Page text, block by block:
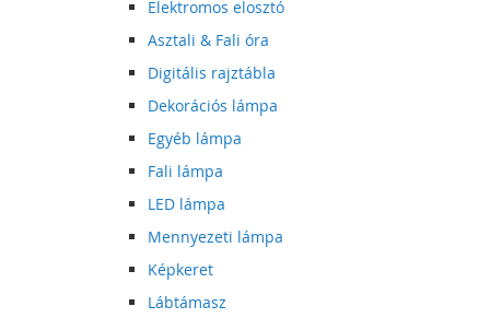
Elektromos elosztó
Asztali & Fali óra
Digitális rajztábla
Dekorációs lámpa
Egyéb lámpa
Fali lámpa
LED lámpa
Mennyezeti lámpa
Képkeret
Lábtámasz